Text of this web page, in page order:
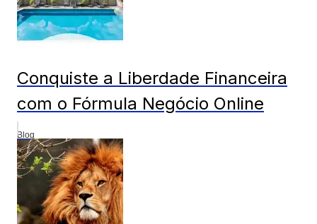
Conquiste a Liberdade Financeira
com o Fórmula Negócio Online
Blog